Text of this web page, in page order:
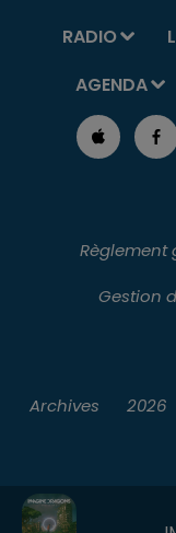
RADIO
AGENDA
Règlement
Gestion
Archives 2026